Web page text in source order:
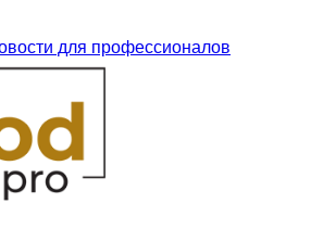
для профессионалов